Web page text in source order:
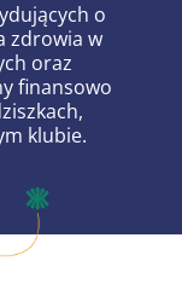
o
zdrowia w
oraz
finansowo
klubie.